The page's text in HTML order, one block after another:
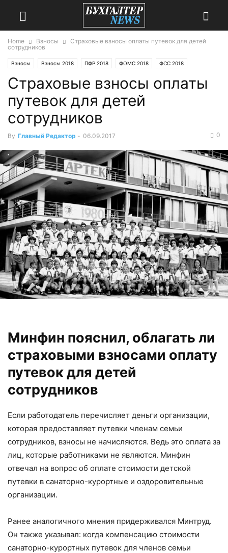
Home Взносы
Страховые взносы оплаты путевок для детей
сотрудников
Взносы Взносы 2018 ПФР 2018 ФОМС 2018 ФСС 2018
Страховые взносы оплаты
путевок для детей
сотрудников
By Главный Редактор - 06.09.2017 0
Минфин пояснил, облагать ли
страховыми взносами оплату
путевок для детей
сотрудников
Если работодатель перечисляет деньги организации,
которая предоставляет путевки членам семьи
сотрудников, взносы не начисляются. Ведь это оплата за
лиц, которые работниками не являются. Минфин
отвечал на вопрос об оплате стоимости детской
путевки в санаторно-курортные и оздоровительные
организации.
Ранее аналогичного мнения придерживался Минтруд.
Он также указывал: когда компенсацию стоимости
санаторно-курортных путевок для членов семьи